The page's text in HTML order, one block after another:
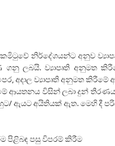
නිර්දේශයන්ට අනුව
ලබයි. ව්‍යාපෘති අනුමත
අදාල ව්‍යාපෘති අනුමත
ආයතනය විසින් ලබා දුන්
ඇයට අයිතියක් ඇත. මෙහි දී
පිළිබඳ පසු විපරම් කිරීම